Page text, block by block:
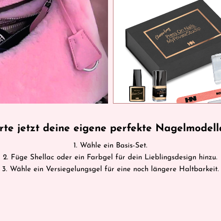
jetzt deine eigene perfekte
1. Wähle ein Basis-Set.
2. Füge Shellac oder ein Farbgel für dein Lieblingsdesign hinzu.
3. Wähle ein Versiegelungsgel für eine noch längere Haltbarkeit.